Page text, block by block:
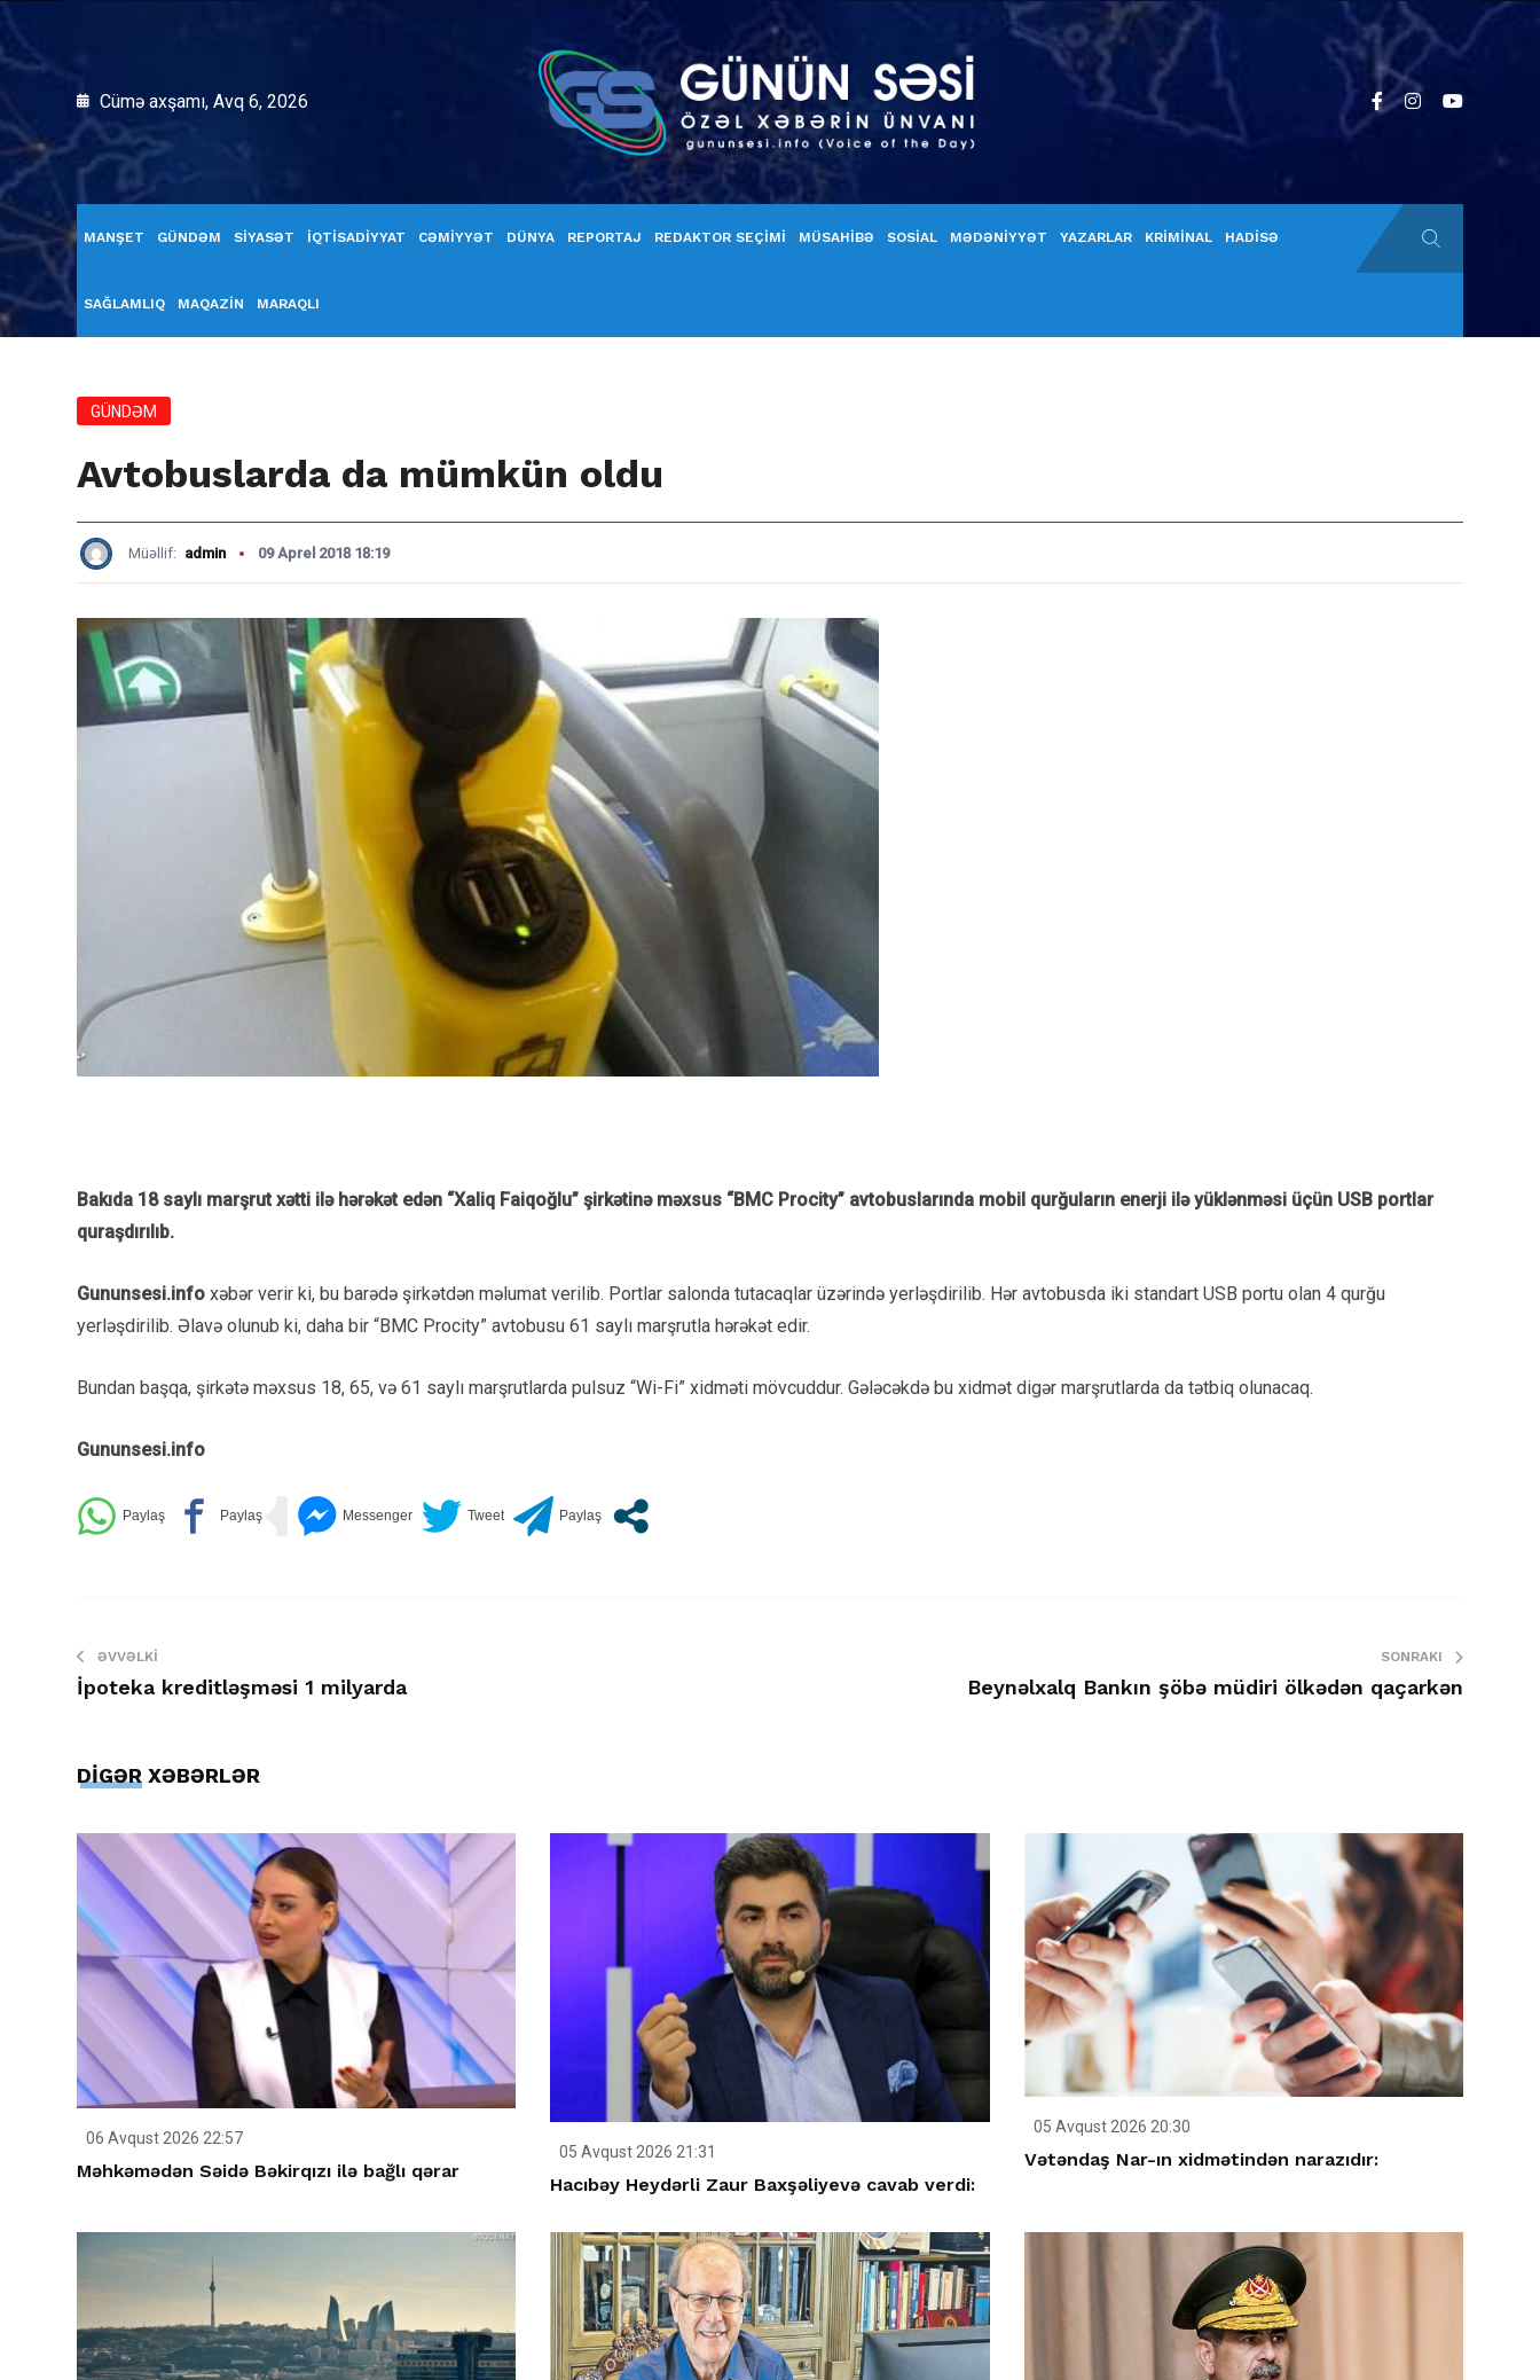
Cümə axşamı, Avq 6, 2026
MANŞET GÜNDƏM SİYASƏT İQTİSADİYYAT CƏMİYYƏT DÜNYA REPORTAJ REDAKTOR SEÇİMİ MÜSAHİBƏ SOSİAL MƏDƏNİYYƏT YAZARLAR KRİMİNAL HADİSƏ
SAĞLAMLIQ MAQAZİN MARAQLI
GÜNDƏM
Avtobuslarda da mümkün oldu
Müəllif: admin 09 Aprel 2018 18:19
Bakıda 18 saylı marşrut xətti ilə hərəkət edən “Xaliq Faiqoğlu” şirkətinə məxsus “BMC Procity” avtobuslarında mobil qurğuların enerji ilə yüklənməsi üçün USB portlar
quraşdırılıb.
Gununsesi.info xəbər verir ki, bu barədə şirkətdən məlumat verilib. Portlar salonda tutacaqlar üzərində yerləşdirilib. Hər avtobusda iki standart USB portu olan 4 qurğu
yerləşdirilib. Əlavə olunub ki, daha bir “BMC Procity” avtobusu 61 saylı marşrutla hərəkət edir.
Bundan başqa, şirkətə məxsus 18, 65, və 61 saylı marşrutlarda pulsuz “Wi-Fi” xidməti mövcuddur. Gələcəkdə bu xidmət digər marşrutlarda da tətbiq olunacaq.
Gununsesi.info
ƏVVƏLKI
İpoteka kreditləşməsi 1 milyarda
SONRAKI
Beynəlxalq Bankın şöbə müdiri ölkədən qaçarkən
DİGƏR XƏBƏRLƏR
06 Avqust 2026 22:57
Məhkəmədən Səidə Bəkirqızı ilə bağlı qərar
05 Avqust 2026 21:31
Hacıbəy Heydərli Zaur Baxşəliyevə cavab verdi:
05 Avqust 2026 20:30
Vətəndaş Nar-ın xidmətindən narazıdır: